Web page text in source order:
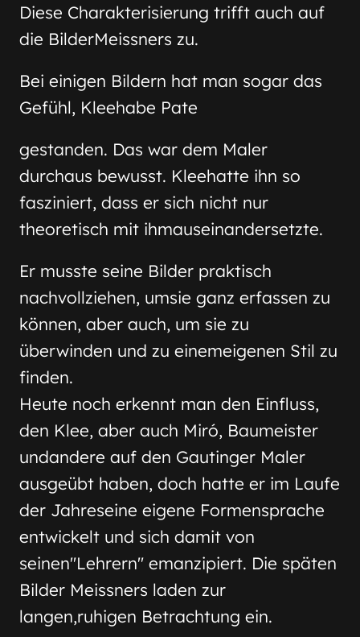
Diese Charakterisierung trifft auch auf
die BilderMeissners zu.
Bei einigen Bildern hat man sogar das
Gefühl, Kleehabe Pate
gestanden. Das war dem Maler
durchaus bewusst. Kleehatte ihn so
fasziniert, dass er sich nicht nur
theoretisch mit ihmauseinandersetzte.
Er musste seine Bilder praktisch
nachvollziehen, umsie ganz erfassen zu
können, aber auch, um sie zu
überwinden und zu einemeigenen Stil zu
finden.
Heute noch erkennt man den Einfluss,
den Klee, aber auch Miró, Baumeister
undandere auf den Gautinger Maler
ausgeübt haben, doch hatte er im Laufe
der Jahreseine eigene Formensprache
entwickelt und sich damit von
seinen"Lehrern" emanzipiert. Die späten
Bilder Meissners laden zur
langen,ruhigen Betrachtung ein.